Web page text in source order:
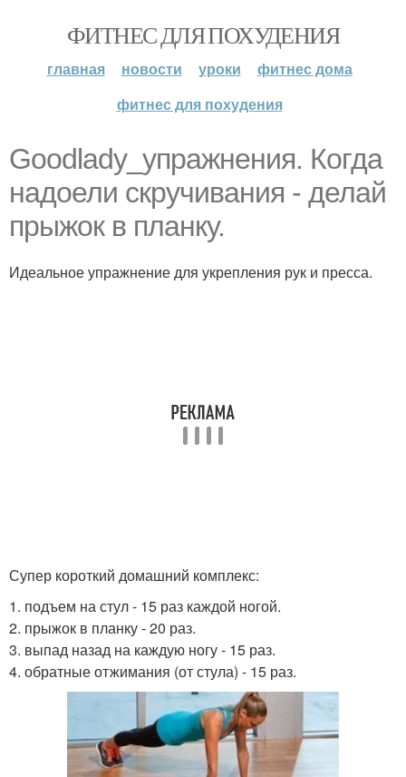
ФИТНЕС ДЛЯ ПОХУДЕНИЯ
главная новости уроки
фитнес дома
фитнес для похудения
Goodlady_упражнения. Когда
надоели скручивания - делай
прыжок в планку.
Идеальное упражнение для укрепления рук и пресса.
Супер короткий домашний комплекс:
1. подъем на стул - 15 раз каждой ногой.
2. прыжок в планку - 20 раз.
3. выпад назад на каждую ногу - 15 раз.
4. обратные отжимания (от стула) - 15 раз.